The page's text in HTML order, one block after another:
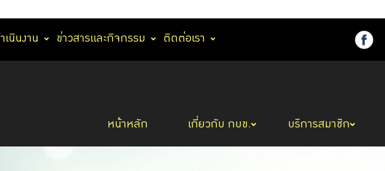
เนินงาน ข่าวสารและกิจกรรม ติดต่อเรา
หน้าหลัก เกี่ยวกับ กบข. บริการสมาชิก